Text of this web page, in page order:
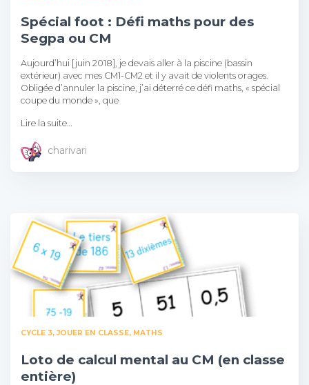
Spécial foot : Défi maths pour des
Segpa ou CM
Aujourd’hui [juin 2018], je devais aller à la piscine (bassin
extérieur) avec mes CM1-CM2 et il y avait de violents orages.
Obligée d’annuler la piscine, j’ai déterré ce défi maths, « spécial
coupe du monde », que
Lire la suite…
charivari
CYCLE 3 JOUER EN CLASSE MATHS
Loto de calcul mental au CM (en classe
entière)